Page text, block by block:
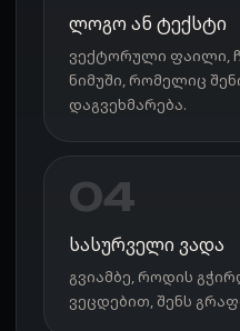
ლოგო ან ტექსტი
ვექტორული ფაილი,
ნიმუში, რომელიც
დაგვეხმარება.
04
სასურველი ვადა
გვიამბე, როდის
ვეცდებით, შენს